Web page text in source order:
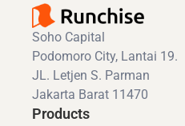
Soho Capital
Podomoro City, Lantai 19.
JL. Letjen S. Parman
Jakarta Barat 11470
Products